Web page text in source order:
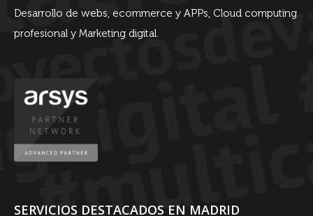
Desarrollo de webs, ecommerce y APPs, Cloud computing
profesional y Marketing digital.
SERVICIOS DESTACADOS EN MADRID